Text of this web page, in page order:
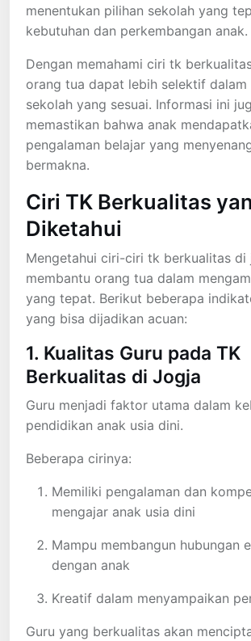
menentukan pilihan sekolah yang
kebutuhan dan perkembangan anak.
Dengan memahami ciri tk
orang tua dapat lebih selektif dalam
sekolah yang sesuai. Informasi ini
memastikan bahwa anak
pengalaman belajar yang
bermakna.
Ciri TK Berkualitas
Diketahui
Mengetahui ciri-ciri tk berkualitas di
membantu orang tua dalam
yang tepat. Berikut beberapa
yang bisa dijadikan acuan:
1. Kualitas Guru pada TK
Berkualitas di Jogja
Guru menjadi faktor utama dalam
pendidikan anak usia dini.
Beberapa cirinya:
Memiliki pengalaman dan
mengajar anak usia dini
Mampu membangun hubungan
dengan anak
Kreatif dalam menyampaikan
Guru yang berkualitas akan